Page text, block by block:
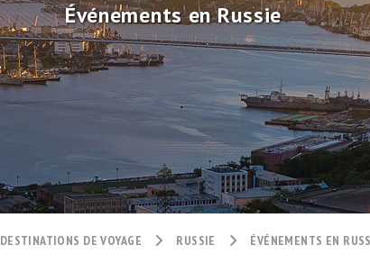
Événements en Russie
DESTINATIONS DE VOYAGE RUSSIE ÉVÉNEMENTS EN